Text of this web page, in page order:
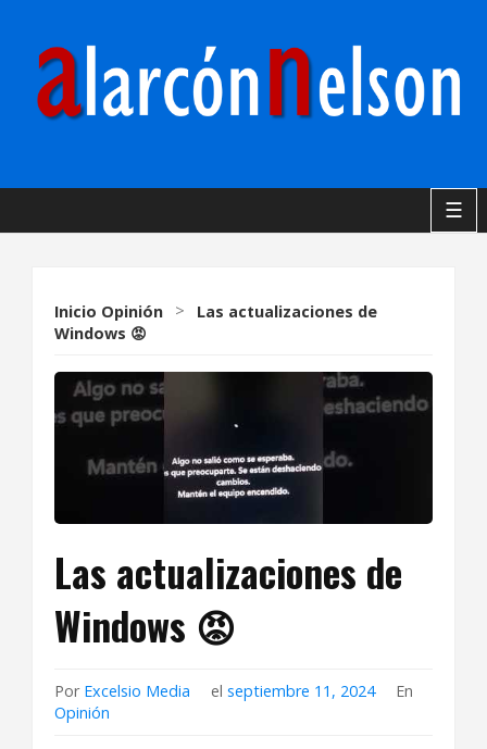
☰
Inicio Opinión >
Las actualizaciones de
Windows 😡
Las actualizaciones de
Windows 😡
Por Excelsio Media elseptiembre 11, 2024
En
Opinión